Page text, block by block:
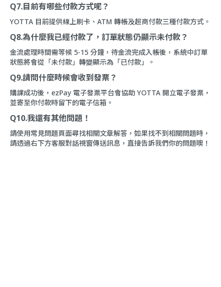
Q7.目前有哪些付款方式呢？
YOTTA 目前提供線上刷卡、ATM 轉帳及超商付款三種付款方式。
Q8.為什麼我已經付款了，訂單狀態仍顯示未付款？
金流處理時間需等候 5-15 分鐘，待金流完成入帳後，系統中訂單
狀態將會從「未付款」轉變顯示為「已付款」。
Q9.請問什麼時候會收到發票？
購課成功後，ezPay 電子發票平台會協助 YOTTA 開立電子發票，
並寄至你付款時留下的電子信箱。
Q10.我還有其他問題！
請使用常見問題頁面尋找相關文章解答，如果找不到相關問題時，
請透過右下方客服對話視窗傳送訊息，直接告訴我們你的問題噢！